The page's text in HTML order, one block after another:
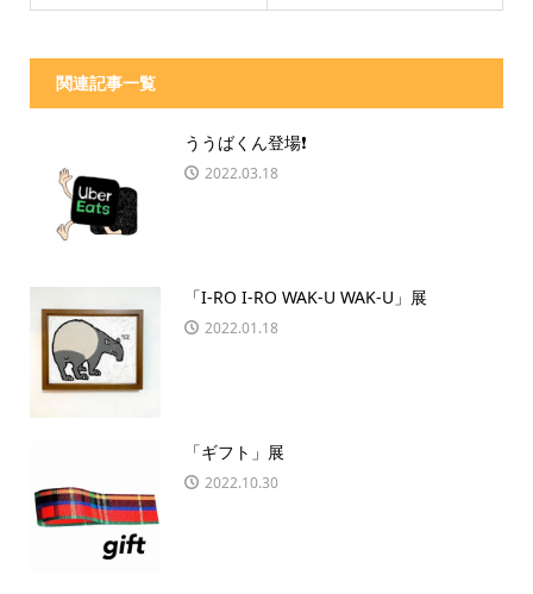
関連記事一覧
ううばくん登場❗️
2022.03.18
「I-RO I-RO WAK-U WAK-U」展
2022.01.18
「ギフト」展
2022.10.30